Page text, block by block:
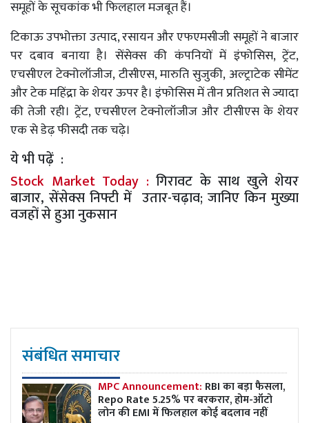
समूहों के सूचकांक भी फिलहाल मजबूत हैं।
टिकाऊ उपभोक्ता उत्पाद, रसायन और एफएमसीजी समूहों ने बाजार
पर दबाव बनाया है। सेंसेक्स की कंपनियों में इंफोसिस, ट्रेंट,
एचसीएल टेक्नोलॉजीज, टीसीएस, मारुति सुजुकी, अल्ट्राटेक सीमेंट
और टेक महिंद्रा के शेयर ऊपर है। इंफोसिस में तीन प्रतिशत से ज्यादा
की तेजी रही। ट्रेंट, एचसीएल टेक्नोलॉजीज और टीसीएस के शेयर
एक से डेढ़ फीसदी तक चढ़े।
ये भी पढ़ें :
Stock Market Today : गिरावट के साथ खुले शेयर
बाजार, सेंसेक्स निफ्टी में उतार-चढ़ाव; जानिए किन मुख्या
वजहों से हुआ नुकसान
संबंधित समाचार
MPC Announcement: RBI का बड़ा फैसला,
Repo Rate 5.25% पर बरकरार, होम-ऑटो
लोन की EMI में फिलहाल कोई बदलाव नहीं